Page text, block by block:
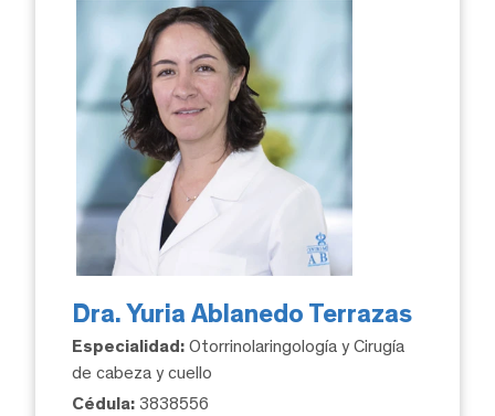
Dra. Yuria Ablanedo Terrazas
Especialidad: Otorrinolaringología y Cirugía
de cabeza y cuello
Cédula: 3838556